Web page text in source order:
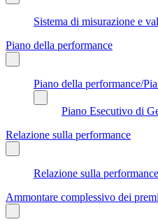
Sistema di misurazione e
Piano della performance
Piano della performance/
Piano Esecutivo di
Relazione sulla performance
Relazione sulla performance
Ammontare complessivo dei premi